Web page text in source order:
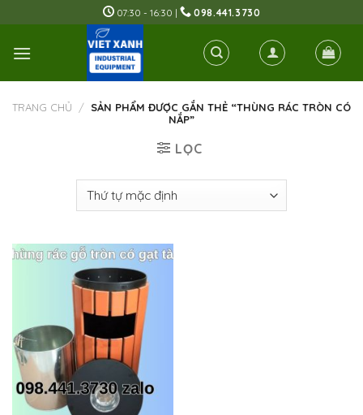
to
content
07:30 - 16:30 | 098.441.3730
TRANG CHỦ / SẢN PHẨM ĐƯỢC GẮN THẺ “THÙNG RÁC TRÒN CÓ
NẮP”
LỌC